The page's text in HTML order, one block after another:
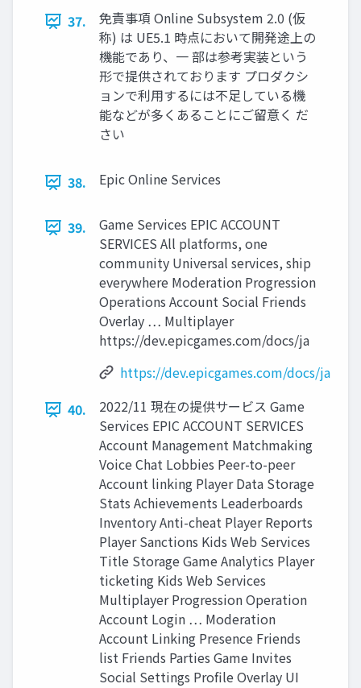
37.
免責事項 Online Subsystem 2.0 (仮
称) は UE5.1 時点において開発途上の
機能であり、一 部は参考実装という
形で提供されております プロダクシ
ョンで利用するには不足している機
能などが多くあることにご留意く だ
さい
38. Epic Online Services
39.
Game Services EPIC ACCOUNT
SERVICES All platforms, one
community Universal services, ship
everywhere Moderation Progression
Operations Account Social Friends
Overlay … Multiplayer
https://dev.epicgames.com/docs/ja
https://dev.epicgames.com/docs/ja
40.
2022/11 現在の提供サービス Game
Services EPIC ACCOUNT SERVICES
Account Management Matchmaking
Voice Chat Lobbies Peer-to-peer
Account linking Player Data Storage
Stats Achievements Leaderboards
Inventory Anti-cheat Player Reports
Player Sanctions Kids Web Services
Title Storage Game Analytics Player
ticketing Kids Web Services
Multiplayer Progression Operation
Account Login … Moderation
Account Linking Presence Friends
list Friends Parties Game Invites
Social Settings Profile Overlay UI